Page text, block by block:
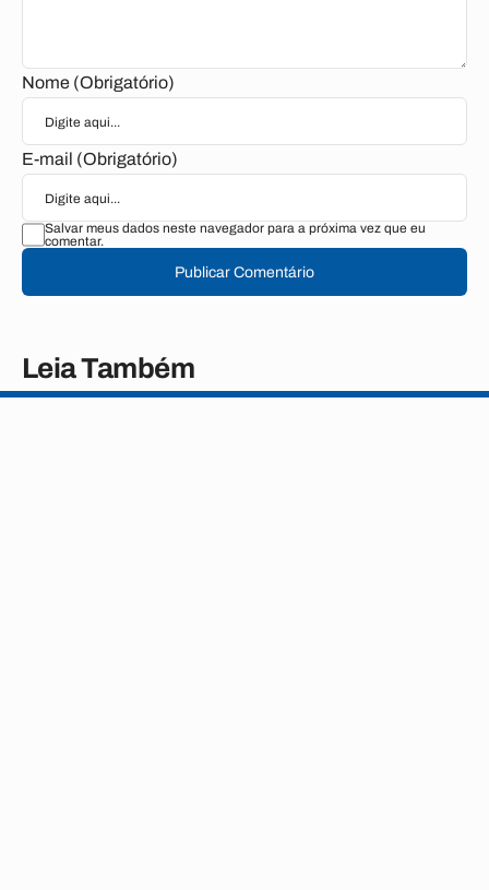
Nome (Obrigatório)
E-mail (Obrigatório)
Salvar meus dados neste navegador para a próxima vez que eu
comentar.
Publicar Comentário
Leia Também